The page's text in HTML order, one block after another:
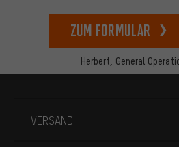
Herbert, General
zum Formular
VERSAND